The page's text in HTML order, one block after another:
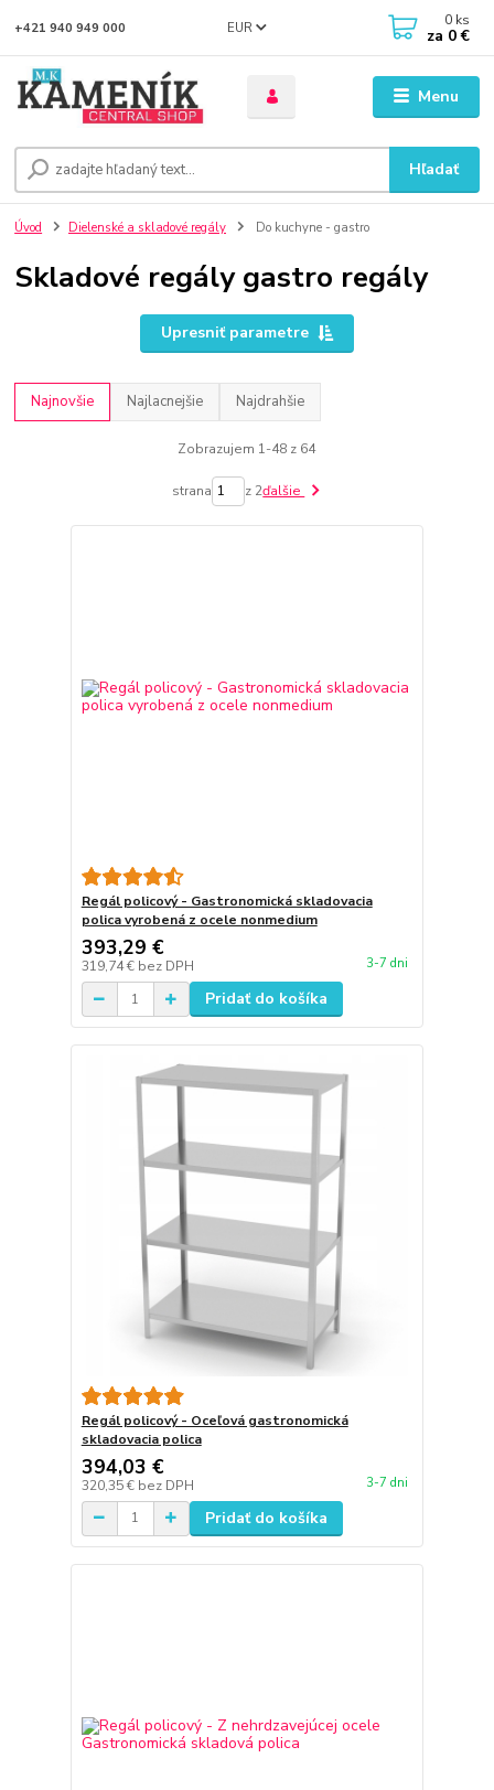
Menu
EUR
Hľadať
+421 940 949 000 0 ks
za 0 €
Úvod Dielenské a skladové regály Do kuchyne - gastro
Skladové regály gastro regály
Upresniť parametre
Najnovšie Najlacnejšie Najdrahšie
Zobrazujem 1-48 z 64
strana z 2ďalšie
Regál policový - Gastronomická skladovacia
polica vyrobená z ocele nonmedium
393,29 €
319,74 € bez DPH 3-7 dni
Pridať do košíka
Regál policový - Oceľová gastronomická
skladovacia polica
394,03 €
320,35 € bez DPH 3-7 dni
Pridať do košíka